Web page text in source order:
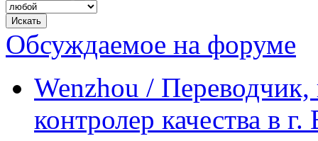
Обсуждаемое на форуме
Wenzhou / Переводчик,
контролер качества в